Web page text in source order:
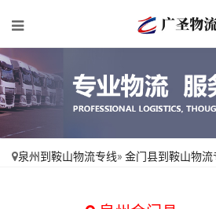
泉州到鞍山物流专线» 金门县到鞍山物流